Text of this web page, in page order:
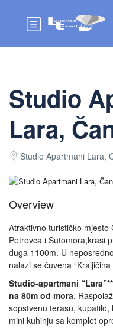
Studio
Lara,
Studio Apartmani Lara,
Overview
Atraktivno turističko mjesto
Petrovca i Sutomora,krasi
duga 1100m. U
nalazi se čuvena
Studio-apartmani
na 80m od mora.
sopstvenu terasu, kupatilo,
mini kuhinju sa komplet